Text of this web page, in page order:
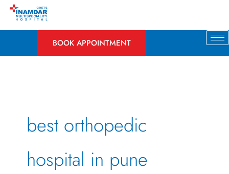
Skip
BOOK APPOINTMENT
best orthopedic
hospital in pune